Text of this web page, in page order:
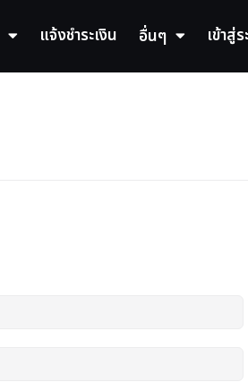
แจ้งชำระเงิน อื่นๆ เข้าสู่